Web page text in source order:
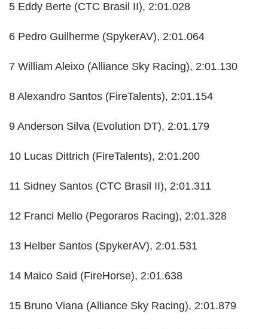
5 Eddy Berte (CTC Brasil II), 2:01.028
6 Pedro Guilherme (SpykerAV), 2:01.064
7 William Aleixo (Alliance Sky Racing), 2:01.130
8 Alexandro Santos (FireTalents), 2:01.154
9 Anderson Silva (Evolution DT), 2:01.179
10 Lucas Dittrich (FireTalents), 2:01.200
11 Sidney Santos (CTC Brasil II), 2:01.311
12 Franci Mello (Pegoraros Racing), 2:01.328
13 Helber Santos (SpykerAV), 2:01.531
14 Maico Said (FireHorse), 2:01.638
15 Bruno Viana (Alliance Sky Racing), 2:01.879